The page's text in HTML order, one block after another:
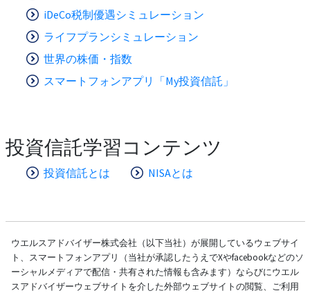
iDeCo税制優遇シミュレーション
ライフプランシミュレーション
世界の株価・指数
スマートフォンアプリ「My投資信託」
投資信託学習コンテンツ
投資信託とは NISAとは
ウエルスアドバイザー株式会社（以下当社）が展開しているウェブサイ
ト、スマートフォンアプリ（当社が承認したうえでXやfacebookなどのソ
ーシャルメディアで配信・共有された情報も含みます）ならびにウエル
スアドバイザーウェブサイトを介した外部ウェブサイトの閲覧、ご利用